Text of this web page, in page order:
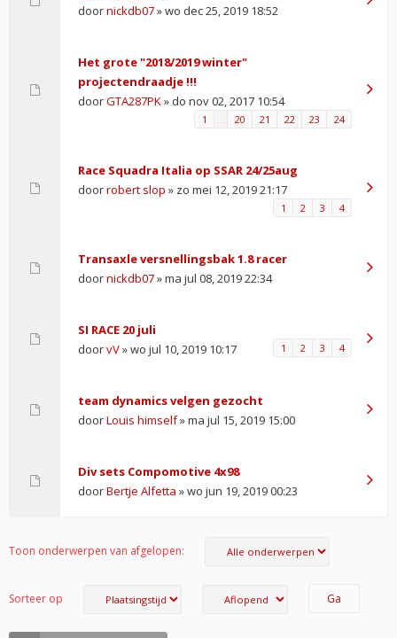
doornickdb07» wo dec 25, 2019 18:52
Het grote "2018/2019 winter"
projectendraadje !!!
doorGTA287PK» do nov 02, 2017 10:54
1 20 21 22 23 24
Race Squadra Italia op SSAR 24/25aug
doorrobert slop » zo mei 12, 2019 21:17
1 2 3 4
Transaxle versnellingsbak 1.8 racer
doornickdb07» ma jul 08, 2019 22:34
SI RACE 20 juli
doorvV» wo jul 10, 2019 10:17 1 2 3 4
team dynamics velgen gezocht
doorLouis himself» ma jul 15, 2019 15:00
Div sets Compomotive 4x98
doorBertje Alfetta » wo jun 19, 2019 00:23
Toon onderwerpen van afgelopen:
Sorteer op